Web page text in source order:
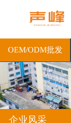
OEM/ODM批发
企业风采